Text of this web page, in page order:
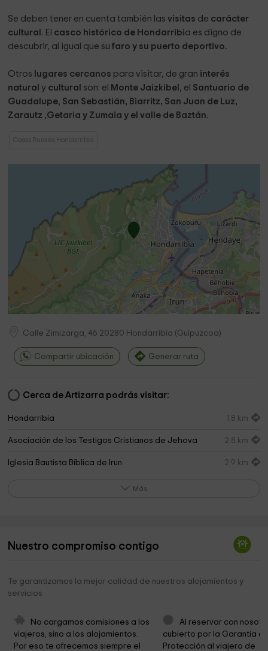
Se deben tener en cuenta también lasvisitas de carácter
cultural . El casco histórico de Hondarribia es digno de
descubrir, al igual que sufaro y su puerto deportivo.
Otros lugares cercanos para visitar, de gran interés
natural y cultural son: el Monte Jaizkibel , el Santuario de
Guadalupe, San Sebastián, Biarritz, San Juan de Luz,
Zarautz ,Getaria y Zumaia y el valle de Baztán.
Casas Rurales Hondarribia
Calle Zimizarga, 46 20280 Hondarribia (Guipúzcoa)
Compartir ubicación Generar ruta
Cerca de Artizarra podrás visitar:
Hondarribia 1,8 km
Asociación de los Testigos Cristianos de Jehova 2,8 km
Iglesia Bautista Bíblica de Irun 2,9 km
Parroquia Santa María del Juncal 3,4 km
Filles de la Charité de Saint Vincent de Paul
Parroquia Ortodoxa San Marcos
Museo Ermita de Santa Elena
Más
Nuestro compromiso contigo
Te garantizamos la mejor calidad de nuestros alojamientos y
servicios
No cargamos comisiones a los
viajeros, sino a los alojamientos.
Por eso te ofrecemos siempre el
Al reservar con
cubierto por la Garantía
Protección al viajero de